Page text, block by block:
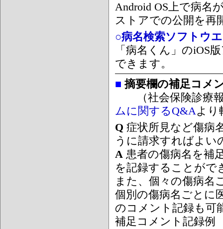
Android OS上で病名
ストアでの公開を再
○病名検索ソフトウ
「病名くん」のiOS
できます。
■ 摘要欄の補足コメ
（社会保険診療報
ムに関するQ&Aより
Q 症状所見など傷病
うに請求すればよい
A 患者の傷病名を補
を記録することがで
また、個々の傷病名
個別の傷病名ごとに
のコメント記録も可
補足コメント記録例